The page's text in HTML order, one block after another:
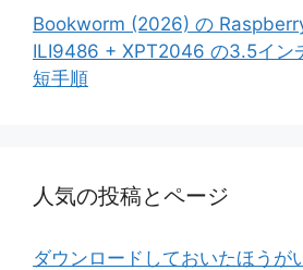
Bookworm (2026) の
ILI9486 + XPT2046 の3.5イン
短手順
人気の投稿とページ
ダウンロードしておいたほう